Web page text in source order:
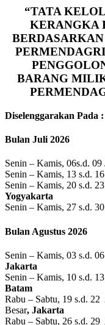
“TATA
KERANGKA
BARANG
Diselenggarakan Pada :
Bulan Juli 2026
Senin – Kamis, 06s.d.
Senin – Kamis, 13 s.d.
Senin – Kamis, 20 s.d.
Yogyakarta
Senin – Kamis, 27 s.d.
Bulan Agustus 2026
Senin – Kamis, 03 s.d.
Jakarta
Senin – Kamis, 10 s.d.
Batam
Rabu – Sabtu, 19 s.d.
Besar, Jakarta
Rabu – Sabtu, 26 s.d.